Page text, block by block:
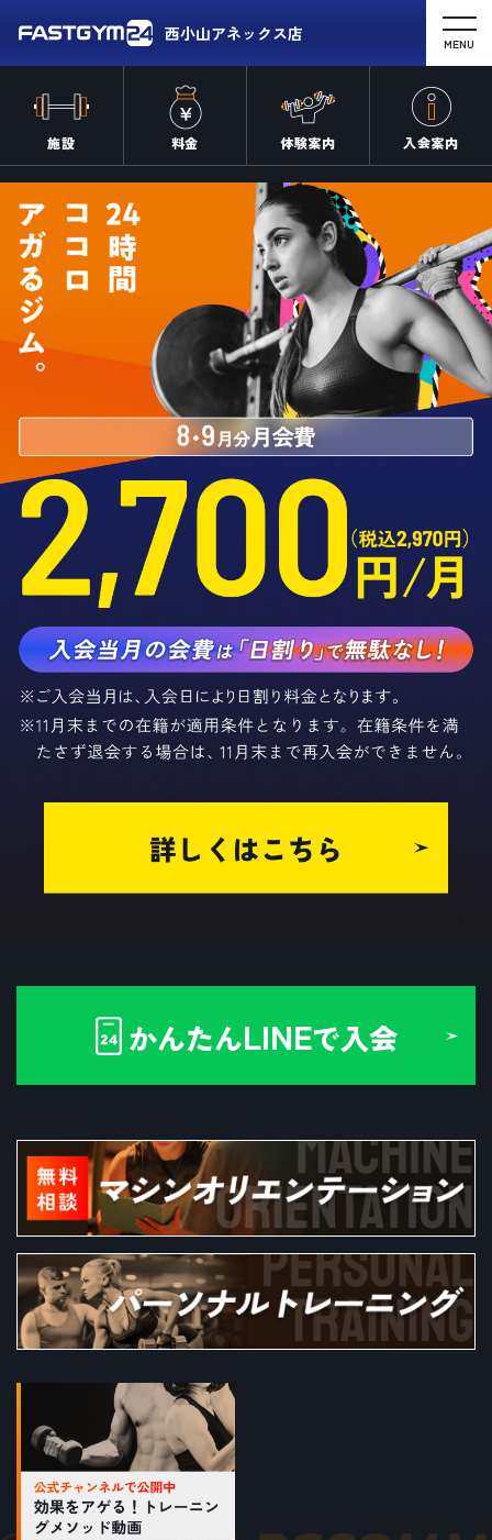
西小山アネックス店 MENU
施設 料金 体験案内 入会案内
かんたんLINEで入会